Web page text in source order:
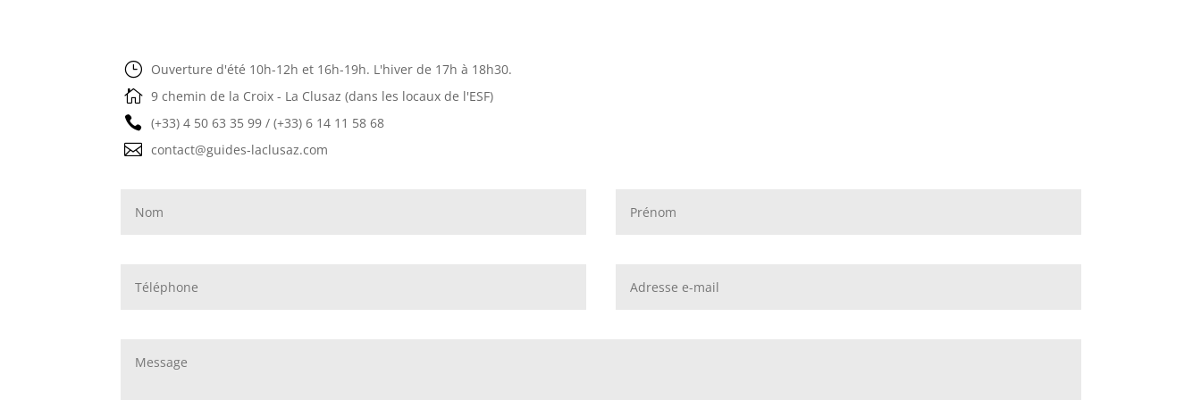
} Ouverture d'été 10h-12h et 16h-19h. L'hiver de 17h à 18h30.
 9 chemin de la Croix - La Clusaz (dans les locaux de l'ESF)
 (+33) 4 50 63 35 99 / (+33) 6 14 11 58 68
 contact@guides-laclusaz.com